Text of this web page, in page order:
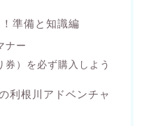
準備と知識編
ナー
券）を必ず購入しよう
利根川アドベンチャ